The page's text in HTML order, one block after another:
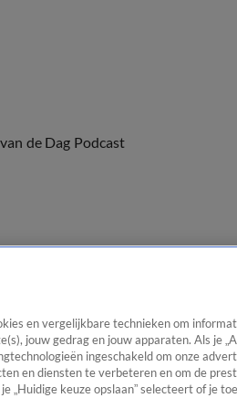
de Dag Podcast
en vergelijkbare technieken om
jouw gedrag en jouw apparaten. Als je
ingeschakeld om onze
en diensten te verbeteren en om de
„Huidige keuze opslaan” selecteert of je